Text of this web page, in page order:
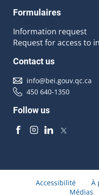
Formulaires
Information request
Request for access to
Contact us
info@bei.gouv.qc.ca
450 640-1350
Follow us
Accessibilité À
Médias